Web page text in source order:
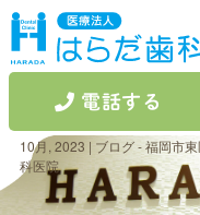
電話する
10月, 2023 | ブログ - 福岡市
科医院